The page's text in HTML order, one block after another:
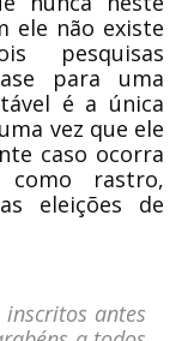
ele não existe
pesquisas
para uma
é a única
vez que ele
caso ocorra
como rastro,
eleições de
antes